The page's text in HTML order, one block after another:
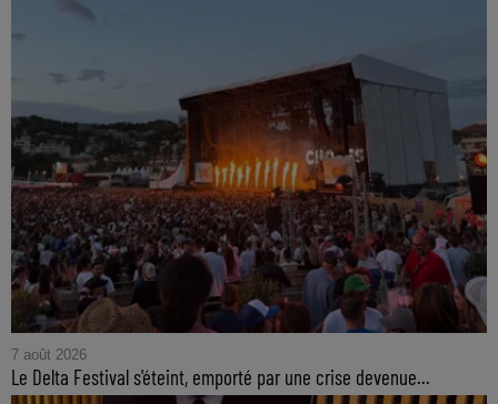
7 août 2026
Le Delta Festival s'éteint, emporté par une crise devenue...